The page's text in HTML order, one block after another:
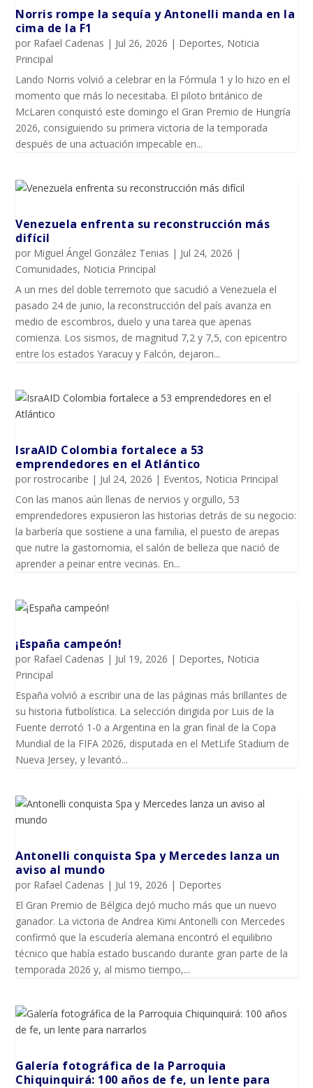
Norris rompe la sequía y Antonelli manda en la
cima de la F1
por Rafael Cadenas | Jul 26, 2026 | Deportes, Noticia
Principal
Lando Norris volvió a celebrar en la Fórmula 1 y lo hizo en el
momento que más lo necesitaba. El piloto británico de
McLaren conquistó este domingo el Gran Premio de Hungría
2026, consiguiendo su primera victoria de la temporada
después de una actuación impecable en...
Venezuela enfrenta su reconstrucción más
difícil
por Miguel Ángel González Tenias | Jul 24, 2026 |
Comunidades, Noticia Principal
A un mes del doble terremoto que sacudió a Venezuela el
pasado 24 de junio, la reconstrucción del país avanza en
medio de escombros, duelo y una tarea que apenas
comienza. Los sismos, de magnitud 7,2 y 7,5, con epicentro
entre los estados Yaracuy y Falcón, dejaron...
IsraAID Colombia fortalece a 53
emprendedores en el Atlántico
porrostrocaribe | Jul 24, 2026 | Eventos, Noticia Principal
Con las manos aún llenas de nervios y orgullo, 53
emprendedores expusieron las historias detrás de su negocio:
la barbería que sostiene a una familia, el puesto de arepas
que nutre la gastornomia, el salón de belleza que nació de
aprender a peinar entre vecinas. En...
¡España campeón!
por Rafael Cadenas | Jul 19, 2026 | Deportes, Noticia
Principal
España volvió a escribir una de las páginas más brillantes de
su historia futbolística. La selección dirigida por Luis de la
Fuente derrotó 1-0 a Argentina en la gran final de la Copa
Mundial de la FIFA 2026, disputada en el MetLife Stadium de
Nueva Jersey, y levantó...
Antonelli conquista Spa y Mercedes lanza un
aviso al mundo
por Rafael Cadenas | Jul 19, 2026 | Deportes
El Gran Premio de Bélgica dejó mucho más que un nuevo
ganador. La victoria de Andrea Kimi Antonelli con Mercedes
confirmó que la escudería alemana encontró el equilibrio
técnico que había estado buscando durante gran parte de la
temporada 2026 y, al mismo tiempo,...
Galería fotográfica de la Parroquia
Chiquinquirá: 100 años de fe, un lente para